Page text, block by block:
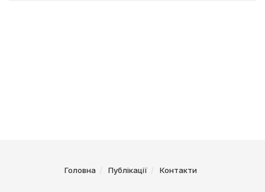
Головна Публікації Контакти